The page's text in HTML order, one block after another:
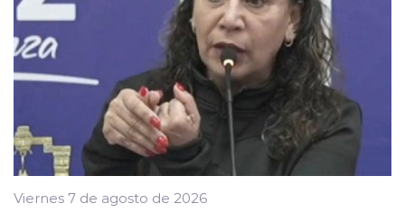
Viernes 7 de agosto de 2026